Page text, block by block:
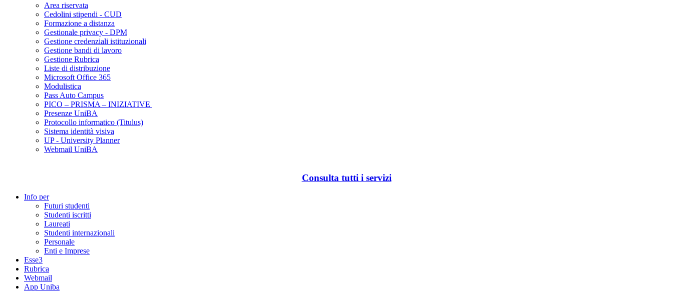
Area riservata
Cedolini stipendi - CUD
Formazione a distanza
Gestionale privacy - DPM
Gestione credenziali istituzionali
Gestione bandi di lavoro
Gestione Rubrica
Liste di distribuzione
Microsoft Office 365
Modulistica
Pass Auto Campus
PICO – PRISMA – INIZIATIVE
Presenze UniBA
Protocollo informatico (Titulus)
Sistema identità visiva
UP - University Planner
Webmail UniBA
Consulta tutti i servizi
Info per
Futuri studenti
Studenti iscritti
Laureati
Studenti internazionali
Personale
Enti e Imprese
Esse3
Rubrica
Webmail
App Uniba